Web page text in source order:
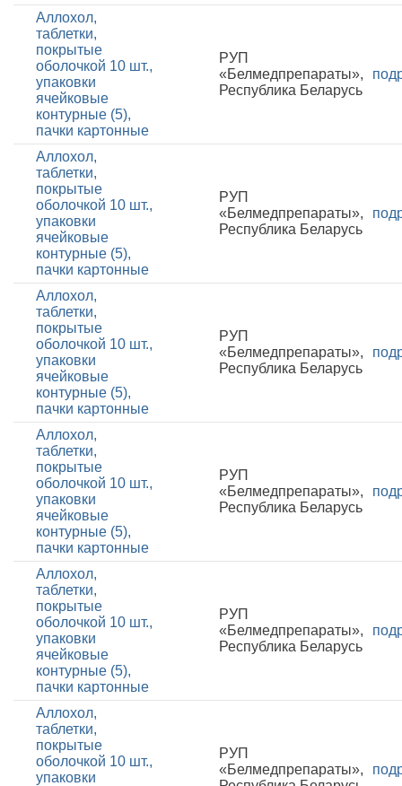
Аллохол,
таблетки,
покрытые
оболочкой 10 шт.,
упаковки
ячейковые
контурные (5),
пачки картонные
РУП
«Белмедпрепараты»,
Республика Беларусь
Аллохол,
таблетки,
покрытые
оболочкой 10 шт.,
упаковки
ячейковые
контурные (5),
пачки картонные
РУП
«Белмедпрепараты»,
Республика Беларусь
Аллохол,
таблетки,
покрытые
оболочкой 10 шт.,
упаковки
ячейковые
контурные (5),
пачки картонные
РУП
«Белмедпрепараты»,
Республика Беларусь
Аллохол,
таблетки,
покрытые
оболочкой 10 шт.,
упаковки
ячейковые
контурные (5),
пачки картонные
РУП
«Белмедпрепараты»,
Республика Беларусь
Аллохол,
таблетки,
покрытые
оболочкой 10 шт.,
упаковки
ячейковые
контурные (5),
пачки картонные
РУП
«Белмедпрепараты»,
Республика Беларусь
Аллохол,
таблетки,
покрытые
оболочкой 10 шт.,
упаковки
РУП
«Белмедпрепараты»,